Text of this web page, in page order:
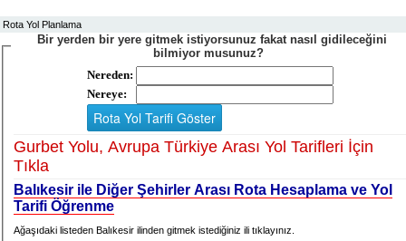
Rota Yol Planlama
Bir yerden bir yere gitmek istiyorsunuz fakat nasıl gidileceğini
bilmiyor musunuz?
Nereden:
Nereye:
Gurbet Yolu, Avrupa Türkiye Arası Yol Tarifleri İçin
Tıkla
Balıkesir ile Diğer Şehirler Arası Rota Hesaplama ve Yol
Tarifi Öğrenme
Ağaşıdaki listeden Balıkesir ilinden gitmek istediğiniz ili tıklayınız.